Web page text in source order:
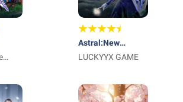
Astral:New
Fantasy
LUCKYYX GAME